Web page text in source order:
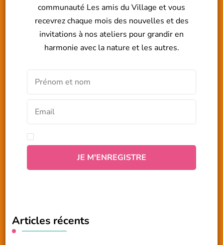
communauté Les amis du Village et vous
recevrez chaque mois des nouvelles et des
invitations à nos ateliers pour grandir en
harmonie avec la nature et les autres.
Articles récents